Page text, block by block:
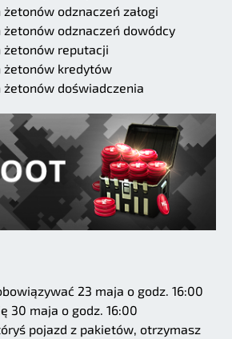
odznaczeń załogi
odznaczeń dowódcy
reputacji
kredytów
doświadczenia
23 maja o godz. 16:00
30 maja o godz. 16:00
pojazd z pakietów, otrzymasz